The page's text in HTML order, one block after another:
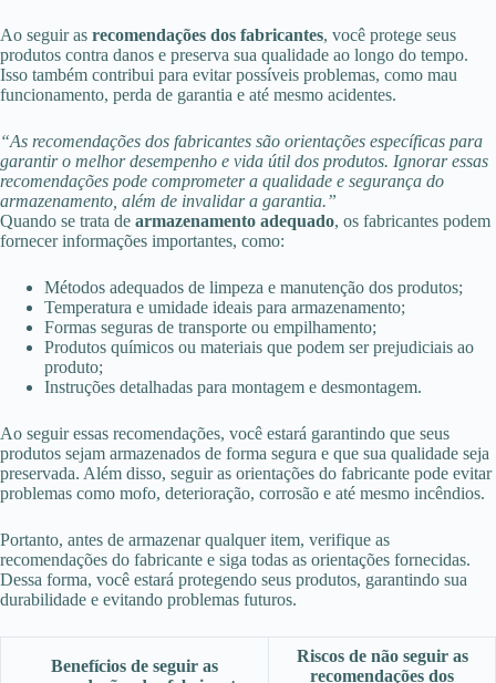
Ao seguir as recomendações dos fabricantes, você protege seus
produtos contra danos e preserva sua qualidade ao longo do tempo.
Isso também contribui para evitar possíveis problemas, como mau
funcionamento, perda de garantia e até mesmo acidentes.
“As recomendações dos fabricantes são orientações específicas para
garantir o melhor desempenho e vida útil dos produtos. Ignorar essas
recomendações pode comprometer a qualidade e segurança do
armazenamento, além de invalidar a garantia.”
Quando se trata de armazenamento adequado, os fabricantes podem
fornecer informações importantes, como:
Métodos adequados de limpeza e manutenção dos produtos;
Temperatura e umidade ideais para armazenamento;
Formas seguras de transporte ou empilhamento;
Produtos químicos ou materiais que podem ser prejudiciais ao
produto;
Instruções detalhadas para montagem e desmontagem.
Ao seguir essas recomendações, você estará garantindo que seus
produtos sejam armazenados de forma segura e que sua qualidade seja
preservada. Além disso, seguir as orientações do fabricante pode evitar
problemas como mofo, deterioração, corrosão e até mesmo incêndios.
Portanto, antes de armazenar qualquer item, verifique as
recomendações do fabricante e siga todas as orientações fornecidas.
Dessa forma, você estará protegendo seus produtos, garantindo sua
durabilidade e evitando problemas futuros.
Benefícios de seguir as
Riscos de não seguir as
recomendações dos